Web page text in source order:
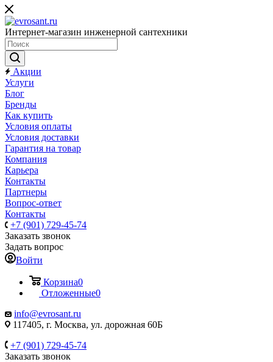
Интернет-магазин инженерной сантехники
Акции
Услуги
Блог
Бренды
Как купить
Условия оплаты
Условия доставки
Гарантия на товар
Компания
Карьера
Контакты
Партнеры
Вопрос-ответ
Контакты
+7 (901) 729-45-74
Заказать звонок
Задать вопрос
Войти
Корзина0
Отложенные0
info@evrosant.ru
117405, г. Москва, ул. дорожная 60Б
+7 (901) 729-45-74
Заказать звонок